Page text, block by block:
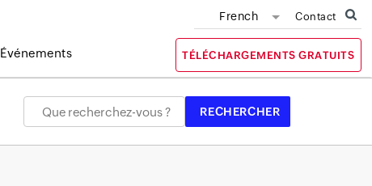
French Contact
Événements TÉLÉCHARGEMENTS GRATUITS